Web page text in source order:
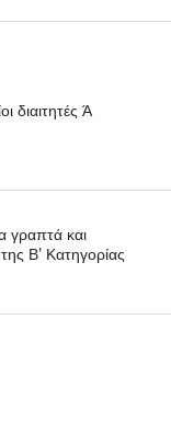
διαιτητές Ά
γραπτά και
Β’ Κατηγορίας